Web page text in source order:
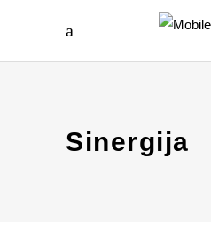
Sinergija